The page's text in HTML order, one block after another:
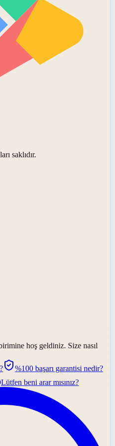
saklıdır.
hoş geldiniz. Size nasıl
%100 başarı garantisi nedir?
Lütfen beni arar mısınız?